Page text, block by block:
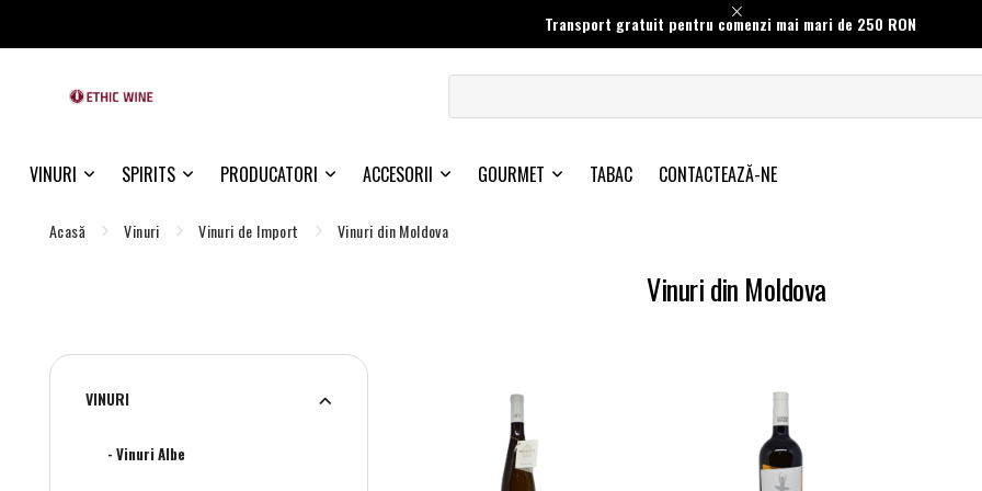
Transport gratuit pentru comenzi mai mari de 250 RON
VINURI SPIRITS PRODUCATORI ACCESORII GOURMET TABAC CONTACTEAZĂ-NE
Acasă Vinuri Vinuri de Import Vinuri din Moldova
Vinuri din Moldova
VINURI
- Vinuri Albe